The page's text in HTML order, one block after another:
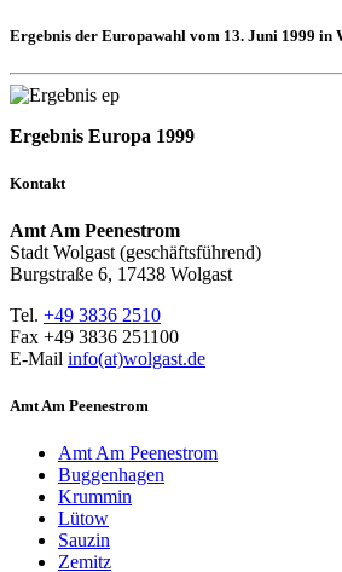
Ergebnis der Europawahl vom 13. Juni 1999 in
Ergebnis Europa 1999
Kontakt
Amt Am Peenestrom
Stadt Wolgast (geschäftsführend)
Burgstraße 6, 17438 Wolgast
Tel. +49 3836 2510
Fax +49 3836 251100
E-Mail info(at)wolgast.de
Amt Am Peenestrom
Amt Am Peenestrom
Buggenhagen
Krummin
Lütow
Sauzin
Zemitz